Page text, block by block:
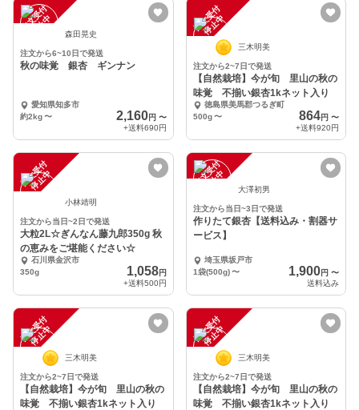
注
文
受
付
停
止
中 森田晃史
注文から6~10日で発送
秋の味覚 銀杏 ギンナン
愛知県知多市
約2kg〜 2,160円 〜
+送料690円
注
文
受
付
停
止
中
三木明美
注文から2~7日で発送
【自然栽培】今が旬 里山の秋の
味覚 不揃い銀杏1kネット入り
徳島県美馬郡つるぎ町
500g 〜 864円 〜
+送料920円
注
文
受
付
停
止
中
小林靖明
注文から当日~2日で発送
大粒2L☆ぎんなん藤九郎350g 秋
の恵みをご堪能ください☆
石川県金沢市
350g
1,058円
+送料500円
注
文
受
付
停
止
中 大澤初男
注文から当日~3日で発送
作りたて銀杏【送料込み・割器サ
ービス】
埼玉県坂戸市
1袋(500g) 〜 1,900円 〜
送料込み
注
文
受
付
停
止
中
三木明美
注文から2~7日で発送
【自然栽培】今が旬 里山の秋の
味覚 不揃い銀杏1kネット入り
注
文
受
付
停
止
中
三木明美
注文から2~7日で発送
【自然栽培】今が旬 里山の秋の
味覚 不揃い銀杏1kネット入り